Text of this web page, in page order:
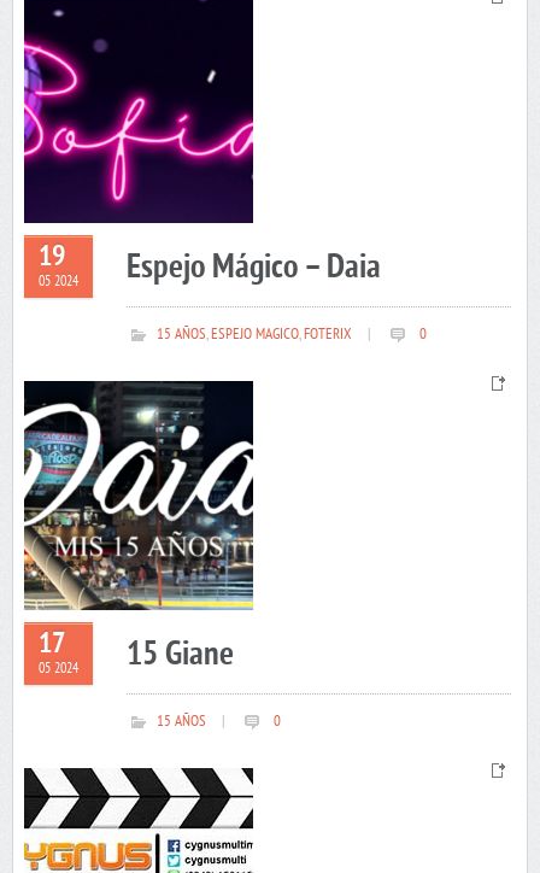
19
05 2024 Espejo Mágico – Daia
15 AÑOS,ESPEJO MAGICO,FOTERIX 0
17
05 2024 15 Giane
15 AÑOS 0